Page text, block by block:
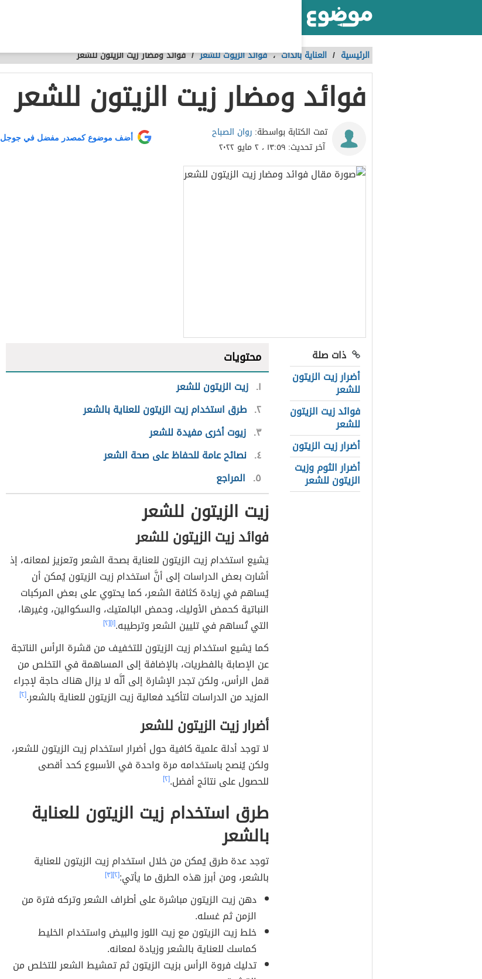
الرئيسية / العناية بالذات،فوائد الزيوت للشعر /فوائد ومضار زيت الزيتون للشعر
فوائد ومضار زيت الزيتون للشعر
تمت الكتابة بواسطة: روان الصباح
آخر تحديث: ١٣:٥٩ ، ٢ مايو ٢٠٢٢
أضف موضوع كمصدر مفضل في جوجل
ذات صلة
أضرار زيت الزيتون
للشعر
فوائد زيت الزيتون
للشعر
أضرار زيت الزيتون
أضرار الثوم وزيت
الزيتون للشعر
محتويات
١ زيت الزيتون للشعر
٢ طرق استخدام زيت الزيتون للعناية بالشعر
٣ زيوت أخرى مفيدة للشعر
٤ نصائح عامة للحفاظ على صحة الشعر
٥ المراجع
زيت الزيتون للشعر
فوائد زيت الزيتون للشعر
يَشيع استخدام زيت الزيتون للعناية بصحة الشعر وتعزيز لمعانه، إذ
أشارت بعض الدراسات إلى أنَّ استخدام زيت الزيتون يُمكن أن
يُساهم في زيادة كثافة الشعر، كما يحتوي على بعض المركبات
النباتية كحمض الأوليك، وحمض البالمتيك، والسكوالين، وغيرها،
التي تُساهم في تليين الشعر وترطيبه.[١] [٢]
كما يَشيع استخدام زيت الزيتون للتخفيف من قشرة الرأس الناتجة
عن الإصابة بالفطريات، بالإضافة إلى المساهمة في التخلص من
قمل الرأس، ولكن تجدر الإشارة إلى أنَّه لا يزال هناك حاجة لإجراء
المزيد من الدراسات لتأكيد فعالية زيت الزيتون للعناية بالشعر.[٢]
أضرار زيت الزيتون للشعر
لا توجد أدلة علمية كافية حول أضرار استخدام زيت الزيتون للشعر،
ولكن يُنصح باستخدامه مرة واحدة في الأسبوع كحد أقصى
للحصول على نتائج أفضل.[٢]
طرق استخدام زيت الزيتون للعناية
بالشعر
توجد عدة طرق يُمكن من خلال استخدام زيت الزيتون للعناية
بالشعر، ومن أبرز هذه الطرق ما يأتي:[٢] [٣]
دهن زيت الزيتون مباشرة على أطراف الشعر وتركه فترة من
الزمن ثم غسله.
خلط زيت الزيتون مع زيت اللوز والبيض واستخدام الخليط
كماسك للعناية بالشعر وزيادة لمعانه.
تدليك فروة الرأس بزيت الزيتون ثم تمشيط الشعر للتخلص من